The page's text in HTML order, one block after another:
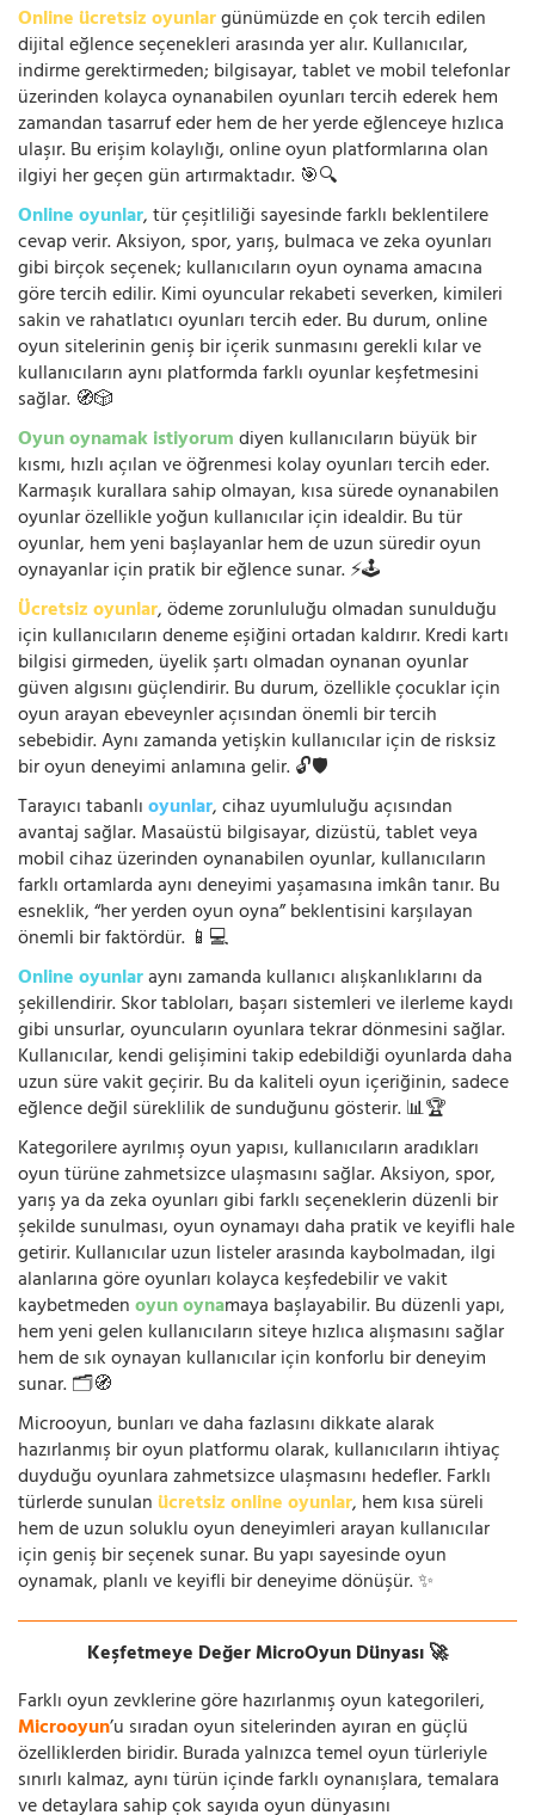
Online ücretsiz oyunlargünümüzde en çok tercih edilen
dijital eğlence seçenekleri arasında yer alır. Kullanıcılar,
indirme gerektirmeden; bilgisayar, tablet ve mobil telefonlar
üzerinden kolayca oynanabilen oyunları tercih ederek hem
zamandan tasarruf eder hem de her yerde eğlenceye hızlıca
ulaşır. Bu erişim kolaylığı, online oyun platformlarına olan
ilgiyi her geçen gün artırmaktadır. 🎯🔍
Online oyunlar, tür çeşitliliği sayesinde farklı beklentilere
cevap verir. Aksiyon, spor, yarış, bulmaca ve zeka oyunları
gibi birçok seçenek; kullanıcıların oyun oynama amacına
göre tercih edilir. Kimi oyuncular rekabeti severken, kimileri
sakin ve rahatlatıcı oyunları tercih eder. Bu durum, online
oyun sitelerinin geniş bir içerik sunmasını gerekli kılar ve
kullanıcıların aynı platformda farklı oyunlar keşfetmesini
sağlar. 🧭🎲
Oyun oynamak istiyorumdiyen kullanıcıların büyük bir
kısmı, hızlı açılan ve öğrenmesi kolay oyunları tercih eder.
Karmaşık kurallara sahip olmayan, kısa sürede oynanabilen
oyunlar özellikle yoğun kullanıcılar için idealdir. Bu tür
oyunlar, hem yeni başlayanlar hem de uzun süredir oyun
oynayanlar için pratik bir eğlence sunar. ⚡🕹️
Ücretsiz oyunlar, ödeme zorunluluğu olmadan sunulduğu
için kullanıcıların deneme eşiğini ortadan kaldırır. Kredi kartı
bilgisi girmeden, üyelik şartı olmadan oynanan oyunlar
güven algısını güçlendirir. Bu durum, özellikle çocuklar için
oyun arayan ebeveynler açısından önemli bir tercih
sebebidir. Aynı zamanda yetişkin kullanıcılar için de risksiz
bir oyun deneyimi anlamına gelir. 🔓🛡️
Tarayıcı tabanlıoyunlar, cihaz uyumluluğu açısından
avantaj sağlar. Masaüstü bilgisayar, dizüstü, tablet veya
mobil cihaz üzerinden oynanabilen oyunlar, kullanıcıların
farklı ortamlarda aynı deneyimi yaşamasına imkân tanır. Bu
esneklik, “her yerden oyun oyna” beklentisini karşılayan
önemli bir faktördür. 📱💻
Online oyunlaraynı zamanda kullanıcı alışkanlıklarını da
şekillendirir. Skor tabloları, başarı sistemleri ve ilerleme kaydı
gibi unsurlar, oyuncuların oyunlara tekrar dönmesini sağlar.
Kullanıcılar, kendi gelişimini takip edebildiği oyunlarda daha
uzun süre vakit geçirir. Bu da kaliteli oyun içeriğinin, sadece
eğlence değil süreklilik de sunduğunu gösterir. 📊🏆
Kategorilere ayrılmış oyun yapısı, kullanıcıların aradıkları
oyun türüne zahmetsizce ulaşmasını sağlar. Aksiyon, spor,
yarış ya da zeka oyunları gibi farklı seçeneklerin düzenli bir
şekilde sunulması, oyun oynamayı daha pratik ve keyifli hale
getirir. Kullanıcılar uzun listeler arasında kaybolmadan, ilgi
alanlarına göre oyunları kolayca keşfedebilir ve vakit
kaybetmedenoyun oynamaya başlayabilir. Bu düzenli yapı,
hem yeni gelen kullanıcıların siteye hızlıca alışmasını sağlar
hem de sık oynayan kullanıcılar için konforlu bir deneyim
sunar. 🗂️🧭
Microoyun, bunları ve daha fazlasını dikkate alarak
hazırlanmış bir oyun platformu olarak, kullanıcıların ihtiyaç
duyduğu oyunlara zahmetsizce ulaşmasını hedefler. Farklı
türlerde sunulan ücretsiz online oyunlar, hem kısa süreli
hem de uzun soluklu oyun deneyimleri arayan kullanıcılar
için geniş bir seçenek sunar. Bu yapı sayesinde oyun
oynamak, planlı ve keyifli bir deneyime dönüşür. ✨
Keşfetmeye Değer MicroOyun Dünyası 🚀
Farklı oyun zevklerine göre hazırlanmış oyun kategorileri,
Microoyun’u sıradan oyun sitelerinden ayıran en güçlü
özelliklerden biridir. Burada yalnızca temel oyun türleriyle
sınırlı kalmaz, aynı türün içinde farklı oynanışlara, temalara
ve detaylara sahip çok sayıda oyun dünyasını